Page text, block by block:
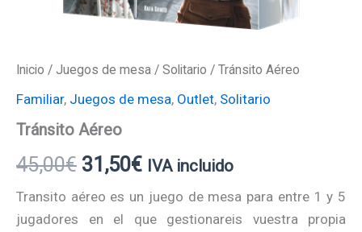
Inicio / Juegos de mesa / Solitario / Tránsito Aéreo
Familiar, Juegos de mesa, Outlet, Solitario
Tránsito Aéreo
45,00€ 31,50€ IVA incluido
Transito aéreo es un juego de mesa para entre 1 y 5
jugadores en el que gestionareis vuestra propia